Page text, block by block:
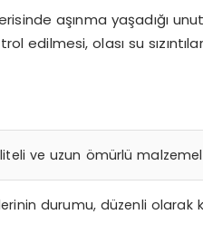
aşınma yaşadığı
edilmesi, olası su
ve uzun ömürlü
durumu, düzenli olarak